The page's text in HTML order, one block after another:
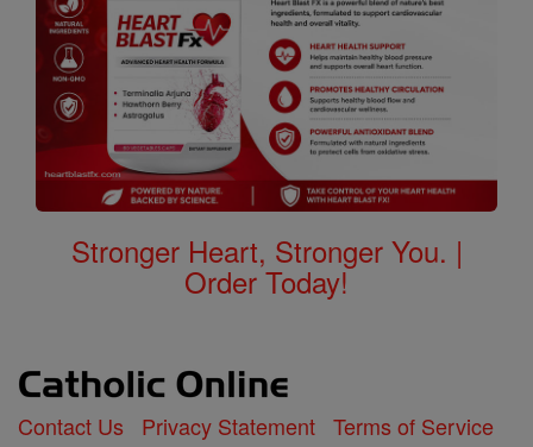
Stronger Heart, Stronger You. |
Order Today!
Contact Us Privacy Statement Terms of Service